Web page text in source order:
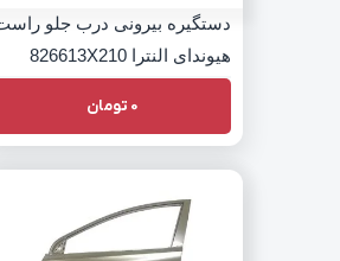
دستگیره بیرونی درب جلو
هیوندای النترا 826613X210
0 تومان